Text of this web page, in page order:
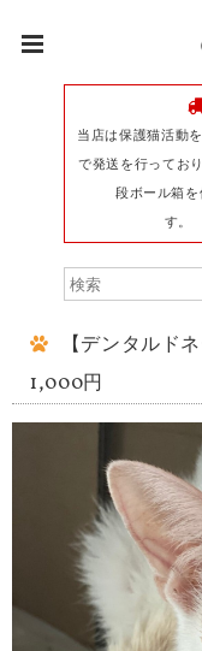
当店は保護猫活動
で発送を行ってお
段ボール箱
【デンタルド
1,000円